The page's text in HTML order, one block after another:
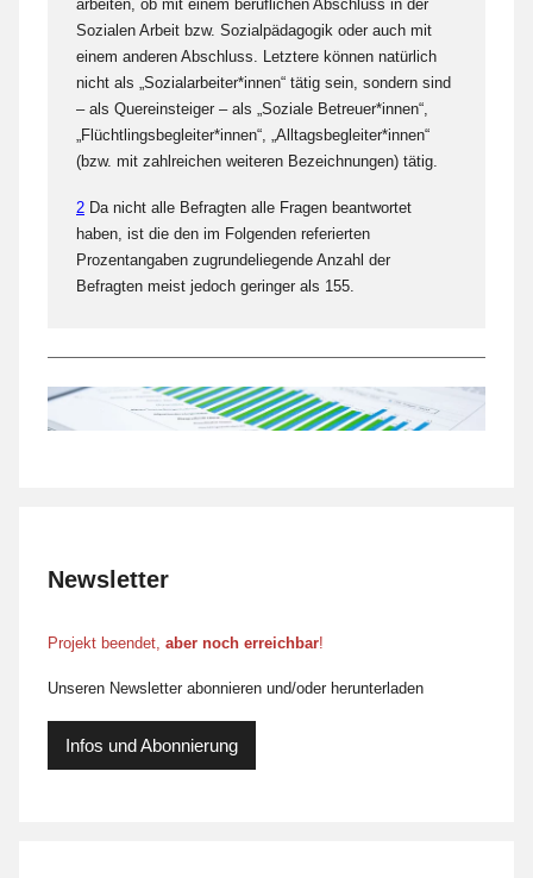
arbeiten, ob mit einem beruflichen Abschluss in der
Sozialen Arbeit bzw. Sozialpädagogik oder auch mit
einem anderen Abschluss. Letztere können natürlich
nicht als „Sozialarbeiter*innen“ tätig sein, sondern sind
– als Quereinsteiger – als „Soziale Betreuer*innen“,
„Flüchtlingsbegleiter*innen“, „Alltagsbegleiter*innen“
(bzw. mit zahlreichen weiteren Bezeichnungen) tätig.
2 Da nicht alle Befragten alle Fragen beantwortet
haben, ist die den im Folgenden referierten
Prozentangaben zugrundeliegende Anzahl der
Befragten meist jedoch geringer als 155.
Newsletter
Projekt beendet, aber noch erreichbar!
Unseren Newsletter abonnieren und/oder herunterladen
Infos und Abonnierung